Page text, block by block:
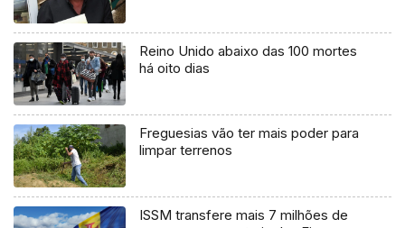
Reino Unido abaixo das 100 mortes
há oito dias
Freguesias vão ter mais poder para
limpar terrenos
ISSM transfere mais 7 milhões de